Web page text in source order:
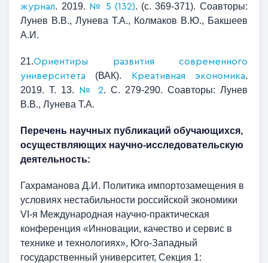
журнал. 2019. № 5 (132). (с. 369-371). Соавторы:
Лунев В.В., Лунева Т.А., Колмаков В.Ю., Бакшеев
А.И.
21.Ориентиры развития современного
университета
(ВАК). Креативная экономика.
2019. Т. 13.
№ 2. С. 279-290. Соавторы: Лунев
В.В., Лунева Т.А.
Перечень научных публикаций обучающихся,
осуществляющих научно-исследовательскую
деятельность:
Гахраманова Д.И. Политика импортозамещения в
условиях нестабильности российской экономики
VI-я Международная научно-практическая
конференция «Инновации, качество и сервис в
технике и технологиях», Юго-Западный
государственный университет, Секция 1: